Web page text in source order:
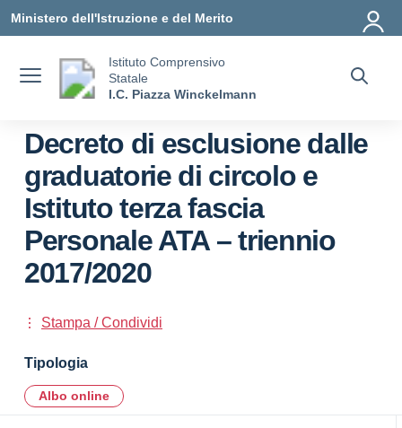
Ministero dell'Istruzione e del Merito
Istituto Comprensivo
Statale
I.C. Piazza Winckelmann
Decreto di esclusione dalle
graduatorie di circolo e
Istituto terza fascia
Personale ATA – triennio
2017/2020
Stampa / Condividi
Tipologia
Albo online